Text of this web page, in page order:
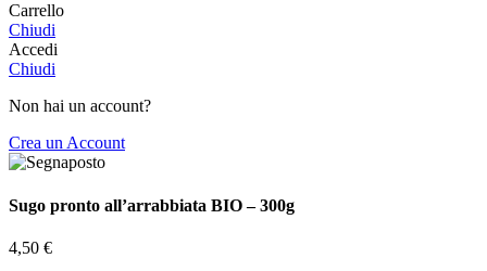
Carrello
Chiudi
Accedi
Chiudi
Non hai un account?
Crea un Account
Sugo pronto all’arrabbiata BIO – 300g
4,50 €